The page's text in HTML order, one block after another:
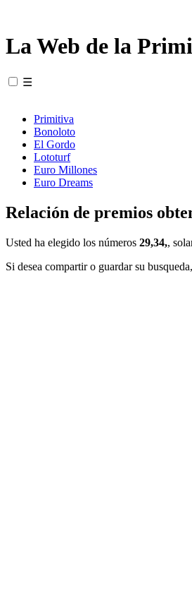
La Web de la
☰
Primitiva
Bonoloto
El Gordo
Lototurf
Euro Millones
Euro Dreams
Relación de premios
Usted ha elegido los números 29,34,,
Si desea compartir o guardar su